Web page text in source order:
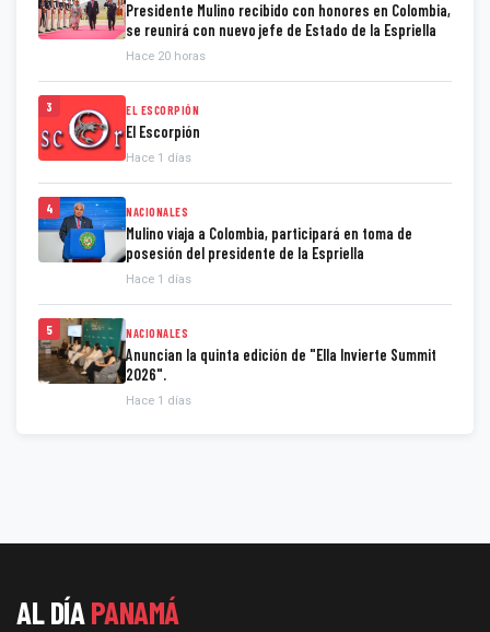
Presidente Mulino recibido con honores en Colombia,
se reunirá con nuevo jefe de Estado de la Espriella
Hace 20 horas
3 EL ESCORPIÓN
El Escorpión
Hace 1 días
4 NACIONALES
Mulino viaja a Colombia, participará en toma de
posesión del presidente de la Espriella
Hace 1 días
5 NACIONALES
Anuncian la quinta edición de "Ella Invierte Summit
2026".
Hace 1 días
AL DÍAPANAMÁ